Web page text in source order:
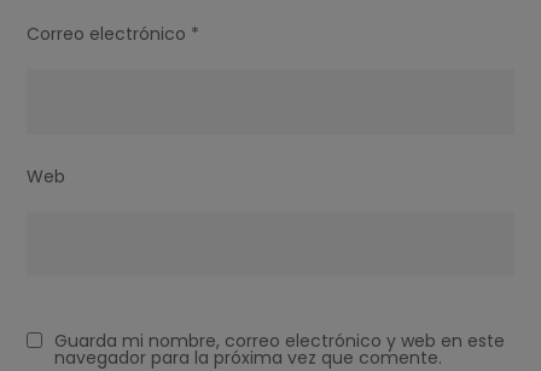
Correo electrónico *
Web
Guarda mi nombre, correo electrónico y web en este
navegador para la próxima vez que comente.